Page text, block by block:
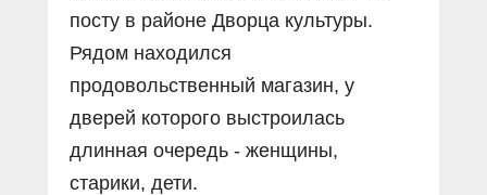
посту в районе Дворца культуры.
Рядом находился
продовольственный магазин, у
дверей которого выстроилась
длинная очередь - женщины,
старики, дети.